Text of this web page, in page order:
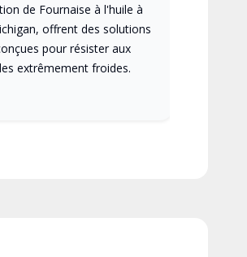
de Fournaise à l'huile à
offrent des solutions
pour résister aux
extrêmement froides.